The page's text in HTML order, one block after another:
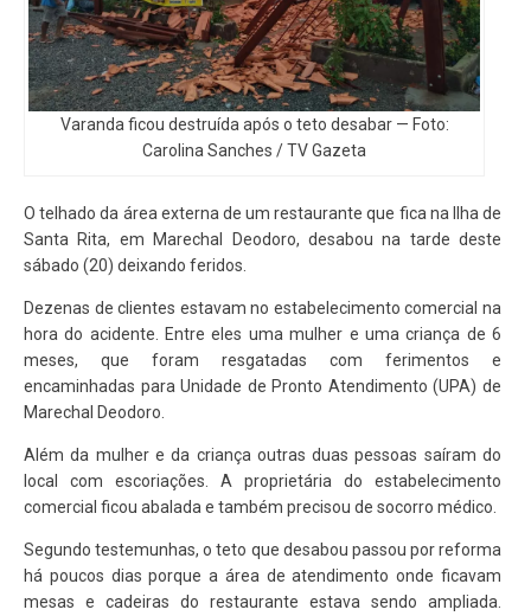
Varanda ficou destruída após o teto desabar — Foto:
Carolina Sanches / TV Gazeta
O telhado da área externa de um restaurante que fica na Ilha de
Santa Rita, em Marechal Deodoro, desabou na tarde deste
sábado (20) deixando feridos.
Dezenas de clientes estavam no estabelecimento comercial na
hora do acidente. Entre eles uma mulher e uma criança de 6
meses, que foram resgatadas com ferimentos e
encaminhadas para Unidade de Pronto Atendimento (UPA) de
Marechal Deodoro.
Além da mulher e da criança outras duas pessoas saíram do
local com escoriações. A proprietária do estabelecimento
comercial ficou abalada e também precisou de socorro médico.
Segundo testemunhas, o teto que desabou passou por reforma
há poucos dias porque a área de atendimento onde ficavam
mesas e cadeiras do restaurante estava sendo ampliada.